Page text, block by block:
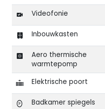
Videofonie
Inbouwkasten
Aero thermische
warmtepomp
Elektrische poort
Badkamer spiegels